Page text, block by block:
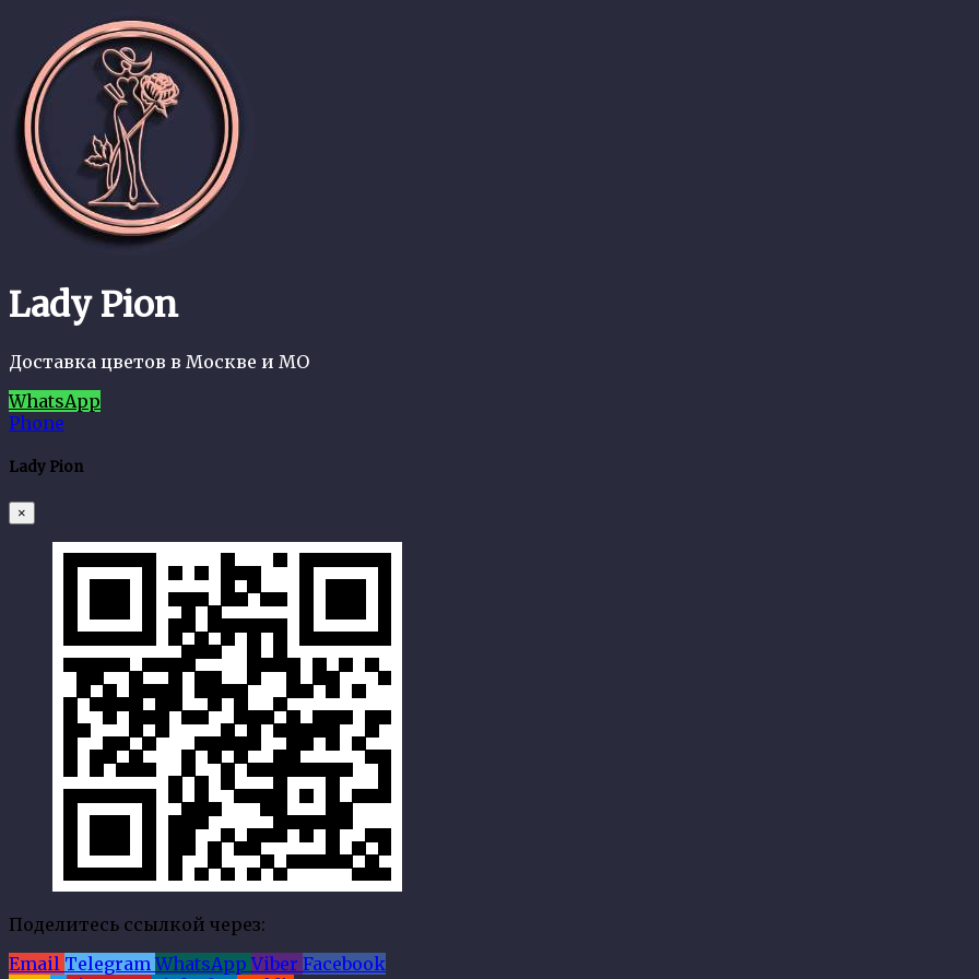
Lady Pion
Доставка цветов в Москве и МО
WhatsApp
Phone
Lady Pion
×
Поделитесь ссылкой через:
Email TelegramWhatsAppViber Facebook